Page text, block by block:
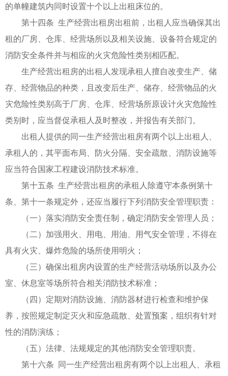
的单幢建筑内同时设置十个以上出租床位的。
第十四条 生产经营出租房出租前，出租人应当确保其出
租的厂房、仓库、经营场所以及相关设施、设备符合规定的
消防安全条件并与相应的火灾危险性类别相匹配。
生产经营出租房的出租人发现承租人擅自改变生产、储
存、经营物品的种类，且改变后生产、储存、经营物品的火
灾危险性类别高于厂房、仓库、经营场所原设计火灾危险性
类别时，应当督促承租人及时整改，并报告有关部门。
出租人提供的同一生产经营出租房有两个以上出租人、
承租人的，其平面布局、防火分隔、安全疏散、消防设施等
应当符合国家工程建设消防技术标准。
第十五条 生产经营出租房的承租人除遵守本条例第十
条、第十一条规定外，还应当履行下列消防安全管理职责：
（一）落实消防安全责任制，确定消防安全管理人员；
（二）加强用火、用电、用油、用气安全管理，不得在
具有火灾、爆炸危险的场所使用明火；
（三）确保出租房内设置的生产经营活动场所以及办公
室、休息室等场所符合相关消防技术标准；
（四）定期对消防设施、消防器材进行检查和维护保
养，按照规定制定灭火和应急疏散、处置预案，组织有针对
性的消防演练；
（五）法律、法规规定的其他消防安全管理职责。
第十六条 同一生产经营出租房有两个以上出租人、承租